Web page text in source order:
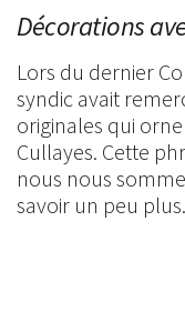
Décorations
Lors du dernier
syndic avait
originales qui
Cullayes. Cette
nous nous
savoir un peu plus.